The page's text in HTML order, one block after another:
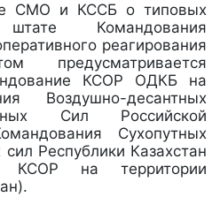
СМО и КССБ о типовых
Командования
реагирования
предусматривается
КСОР ОДКБ на
Воздушно-десантных
Сил Российской
Сухопутных
Республики Казахстан
КСОР на территории